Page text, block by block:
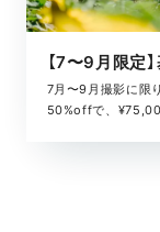
7月〜9月撮影に限
50%offで、